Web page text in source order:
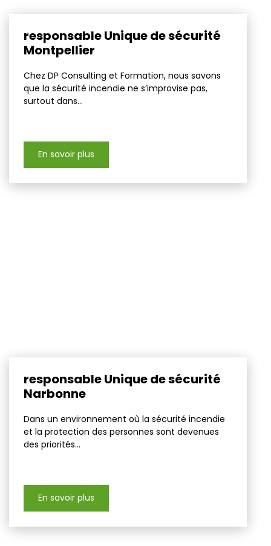
responsable Unique de sécurité
Montpellier
Chez DP Consulting et Formation, nous savons
que la sécurité incendie ne s’improvise pas,
surtout dans...
En savoir plus
responsable Unique de sécurité
Narbonne
Dans un environnement où la sécurité incendie
et la protection des personnes sont devenues
des priorités...
En savoir plus